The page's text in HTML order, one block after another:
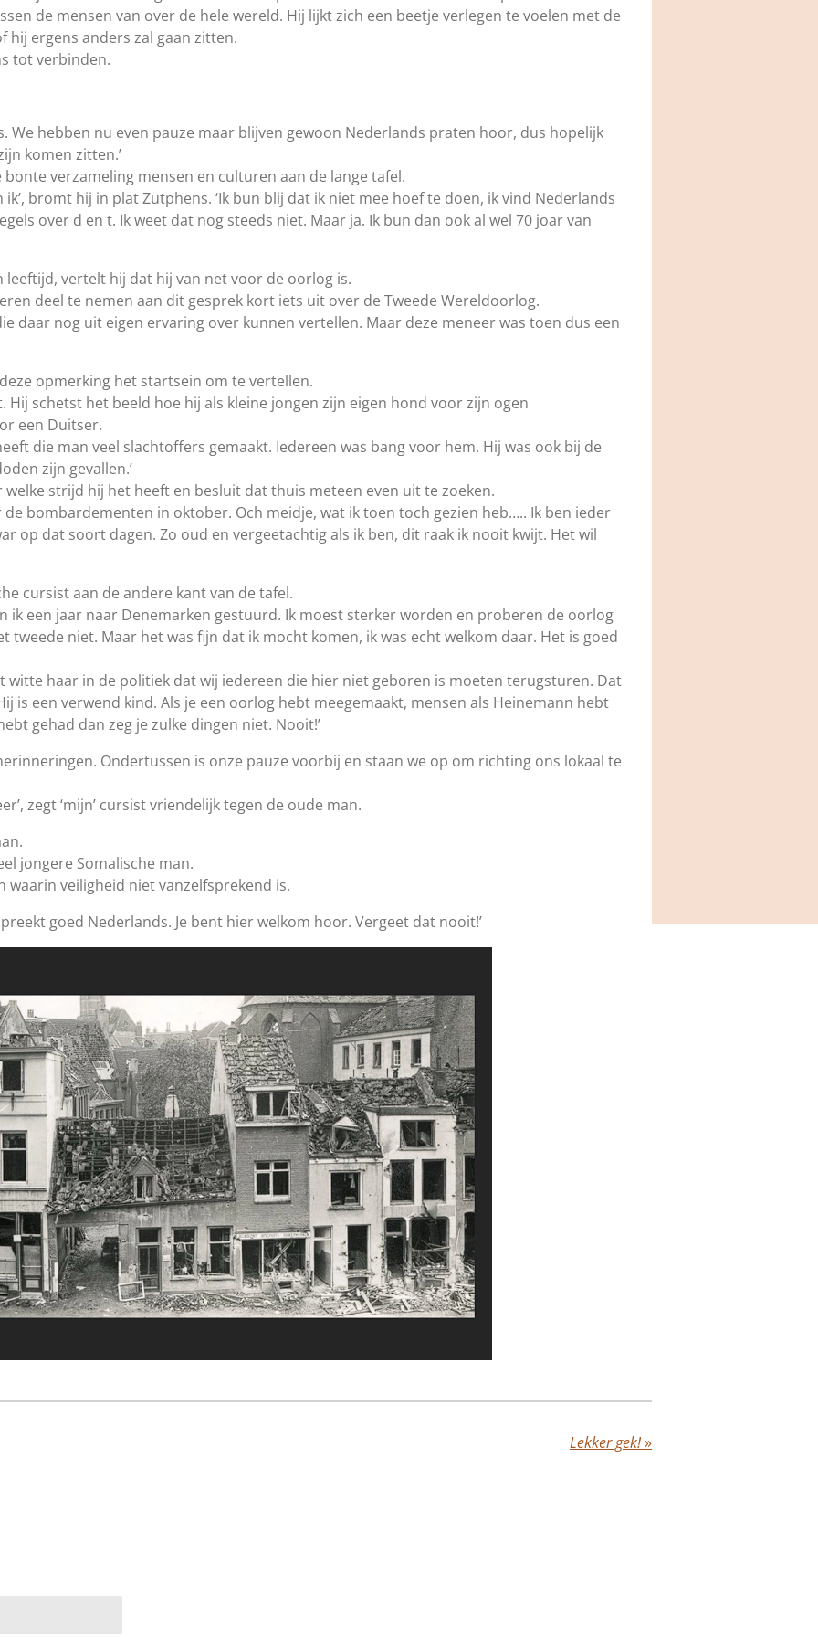
de mensen van over de hele wereld. Hij lijkt zich een beetje verlegen te voelen met de
hij ergens anders zal gaan zitten.
tot verbinden.
We hebben nu even pauze maar blijven gewoon Nederlands praten hoor, dus hopelijk
komen zitten.’
verzameling mensen en culturen aan de lange tafel.
ik’, bromt hij in plat Zutphens. ‘Ik bun blij dat ik niet mee hoef te doen, ik vind Nederlands
over d en t. Ik weet dat nog steeds niet. Maar ja. Ik bun dan ook al wel 70 joar van
leeftijd, vertelt hij dat hij van net voor de oorlog is.
deel te nemen aan dit gesprek kort iets uit over de Tweede Wereldoorlog.
daar nog uit eigen ervaring over kunnen vertellen. Maar deze meneer was toen dus een
opmerking het startsein om te vertellen.
schetst het beeld hoe hij als kleine jongen zijn eigen hond voor zijn ogen
een Duitser.
die man veel slachtoffers gemaakt. Iedereen was bang voor hem. Hij was ook bij de
zijn gevallen.’
welke strijd hij het heeft en besluit dat thuis meteen even uit te zoeken.
de bombardementen in oktober. Och meidje, wat ik toen toch gezien heb….. Ik ben ieder
op dat soort dagen. Zo oud en vergeetachtig als ik ben, dit raak ik nooit kwijt. Het wil
cursist aan de andere kant van de tafel.
ik een jaar naar Denemarken gestuurd. Ik moest sterker worden en proberen de oorlog
tweede niet. Maar het was fijn dat ik mocht komen, ik was echt welkom daar. Het is goed
witte haar in de politiek dat wij iedereen die hier niet geboren is moeten terugsturen. Dat
is een verwend kind. Als je een oorlog hebt meegemaakt, mensen als Heinemann hebt
gehad dan zeg je zulke dingen niet. Nooit!’
Ondertussen is onze pauze voorbij en staan we op om richting ons lokaal te
zegt ‘mijn’ cursist vriendelijk tegen de oude man.
jongere Somalische man.
waarin veiligheid niet vanzelfsprekend is.
goed Nederlands. Je bent hier welkom hoor. Vergeet dat nooit!’
Lekker gek!»